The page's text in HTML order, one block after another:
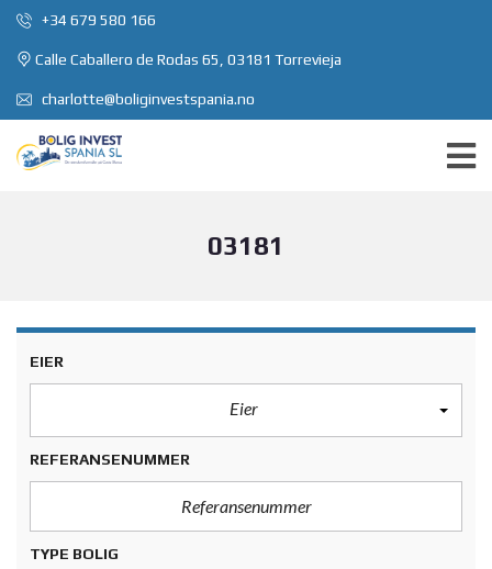
+34 679 580 166
Calle Caballero de Rodas 65, 03181 Torrevieja
charlotte@boliginvestspania.no
03181
EIER
Eier
REFERANSENUMMER
TYPE BOLIG